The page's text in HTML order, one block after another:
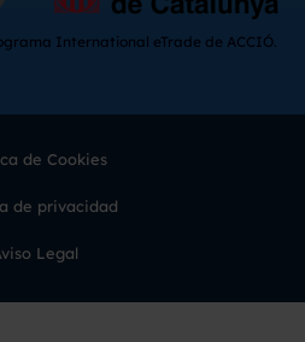
International eTrade de ACCIÓ.
de Cookies
de privacidad
Legal